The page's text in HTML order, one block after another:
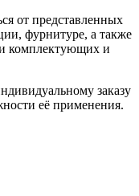
от представленных
фурнитуре, а также
комплектующих и
заказу
её применения.